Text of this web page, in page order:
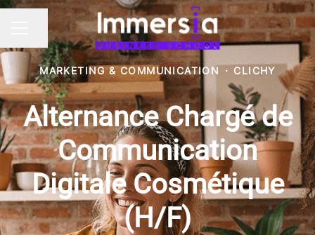
MENU CARRIÈRE
Partager la page
MARKETING & COMMUNICATION · CLICHY
Alternance Chargé de
Communication
Digitale Cosmétique
(H/F)